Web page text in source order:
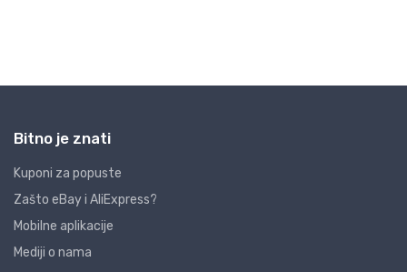
Bitno je znati
Kuponi za popuste
Zašto eBay i AliExpress?
Mobilne aplikacije
Mediji o nama